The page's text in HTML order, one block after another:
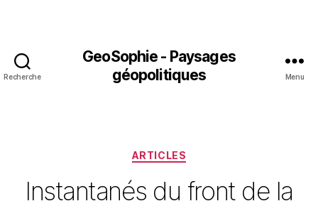
Recherche
GeoSophie - Paysages
géopolitiques
Menu
Catégories
ARTICLES
Instantanés du front de la